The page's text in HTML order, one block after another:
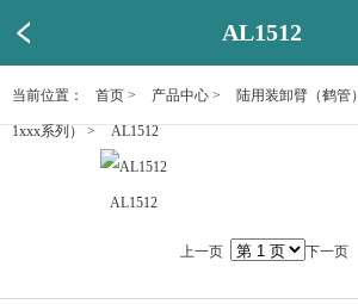
AL1512
当前位置： 首页 > 产品中心 > 陆用装卸臂（鹤管）
1xxx系列） > AL1512
AL1512
上一页 下一页